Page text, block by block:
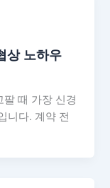
상 노하우
때 가장 신경
니다. 계약 전